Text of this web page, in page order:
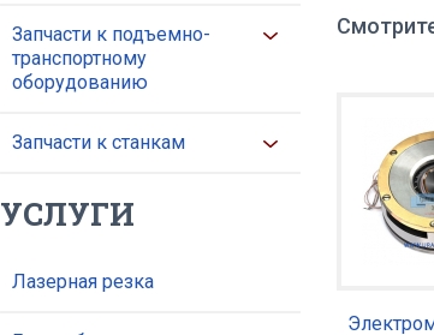
Запчасти к подъемно-
транспортному
оборудованию
Запчасти к станкам
УСЛУГИ
Лазерная резка